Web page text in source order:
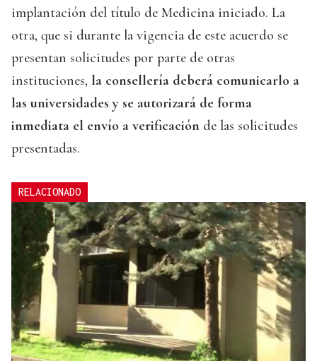
implantación del título de Medicina iniciado. La
otra, que si durante la vigencia de este acuerdo se
presentan solicitudes por parte de otras
instituciones, la consellería deberá comunicarlo a
las universidades y se autorizará de forma
inmediata el envío a verificación de las solicitudes
presentadas.
RELACIONADO